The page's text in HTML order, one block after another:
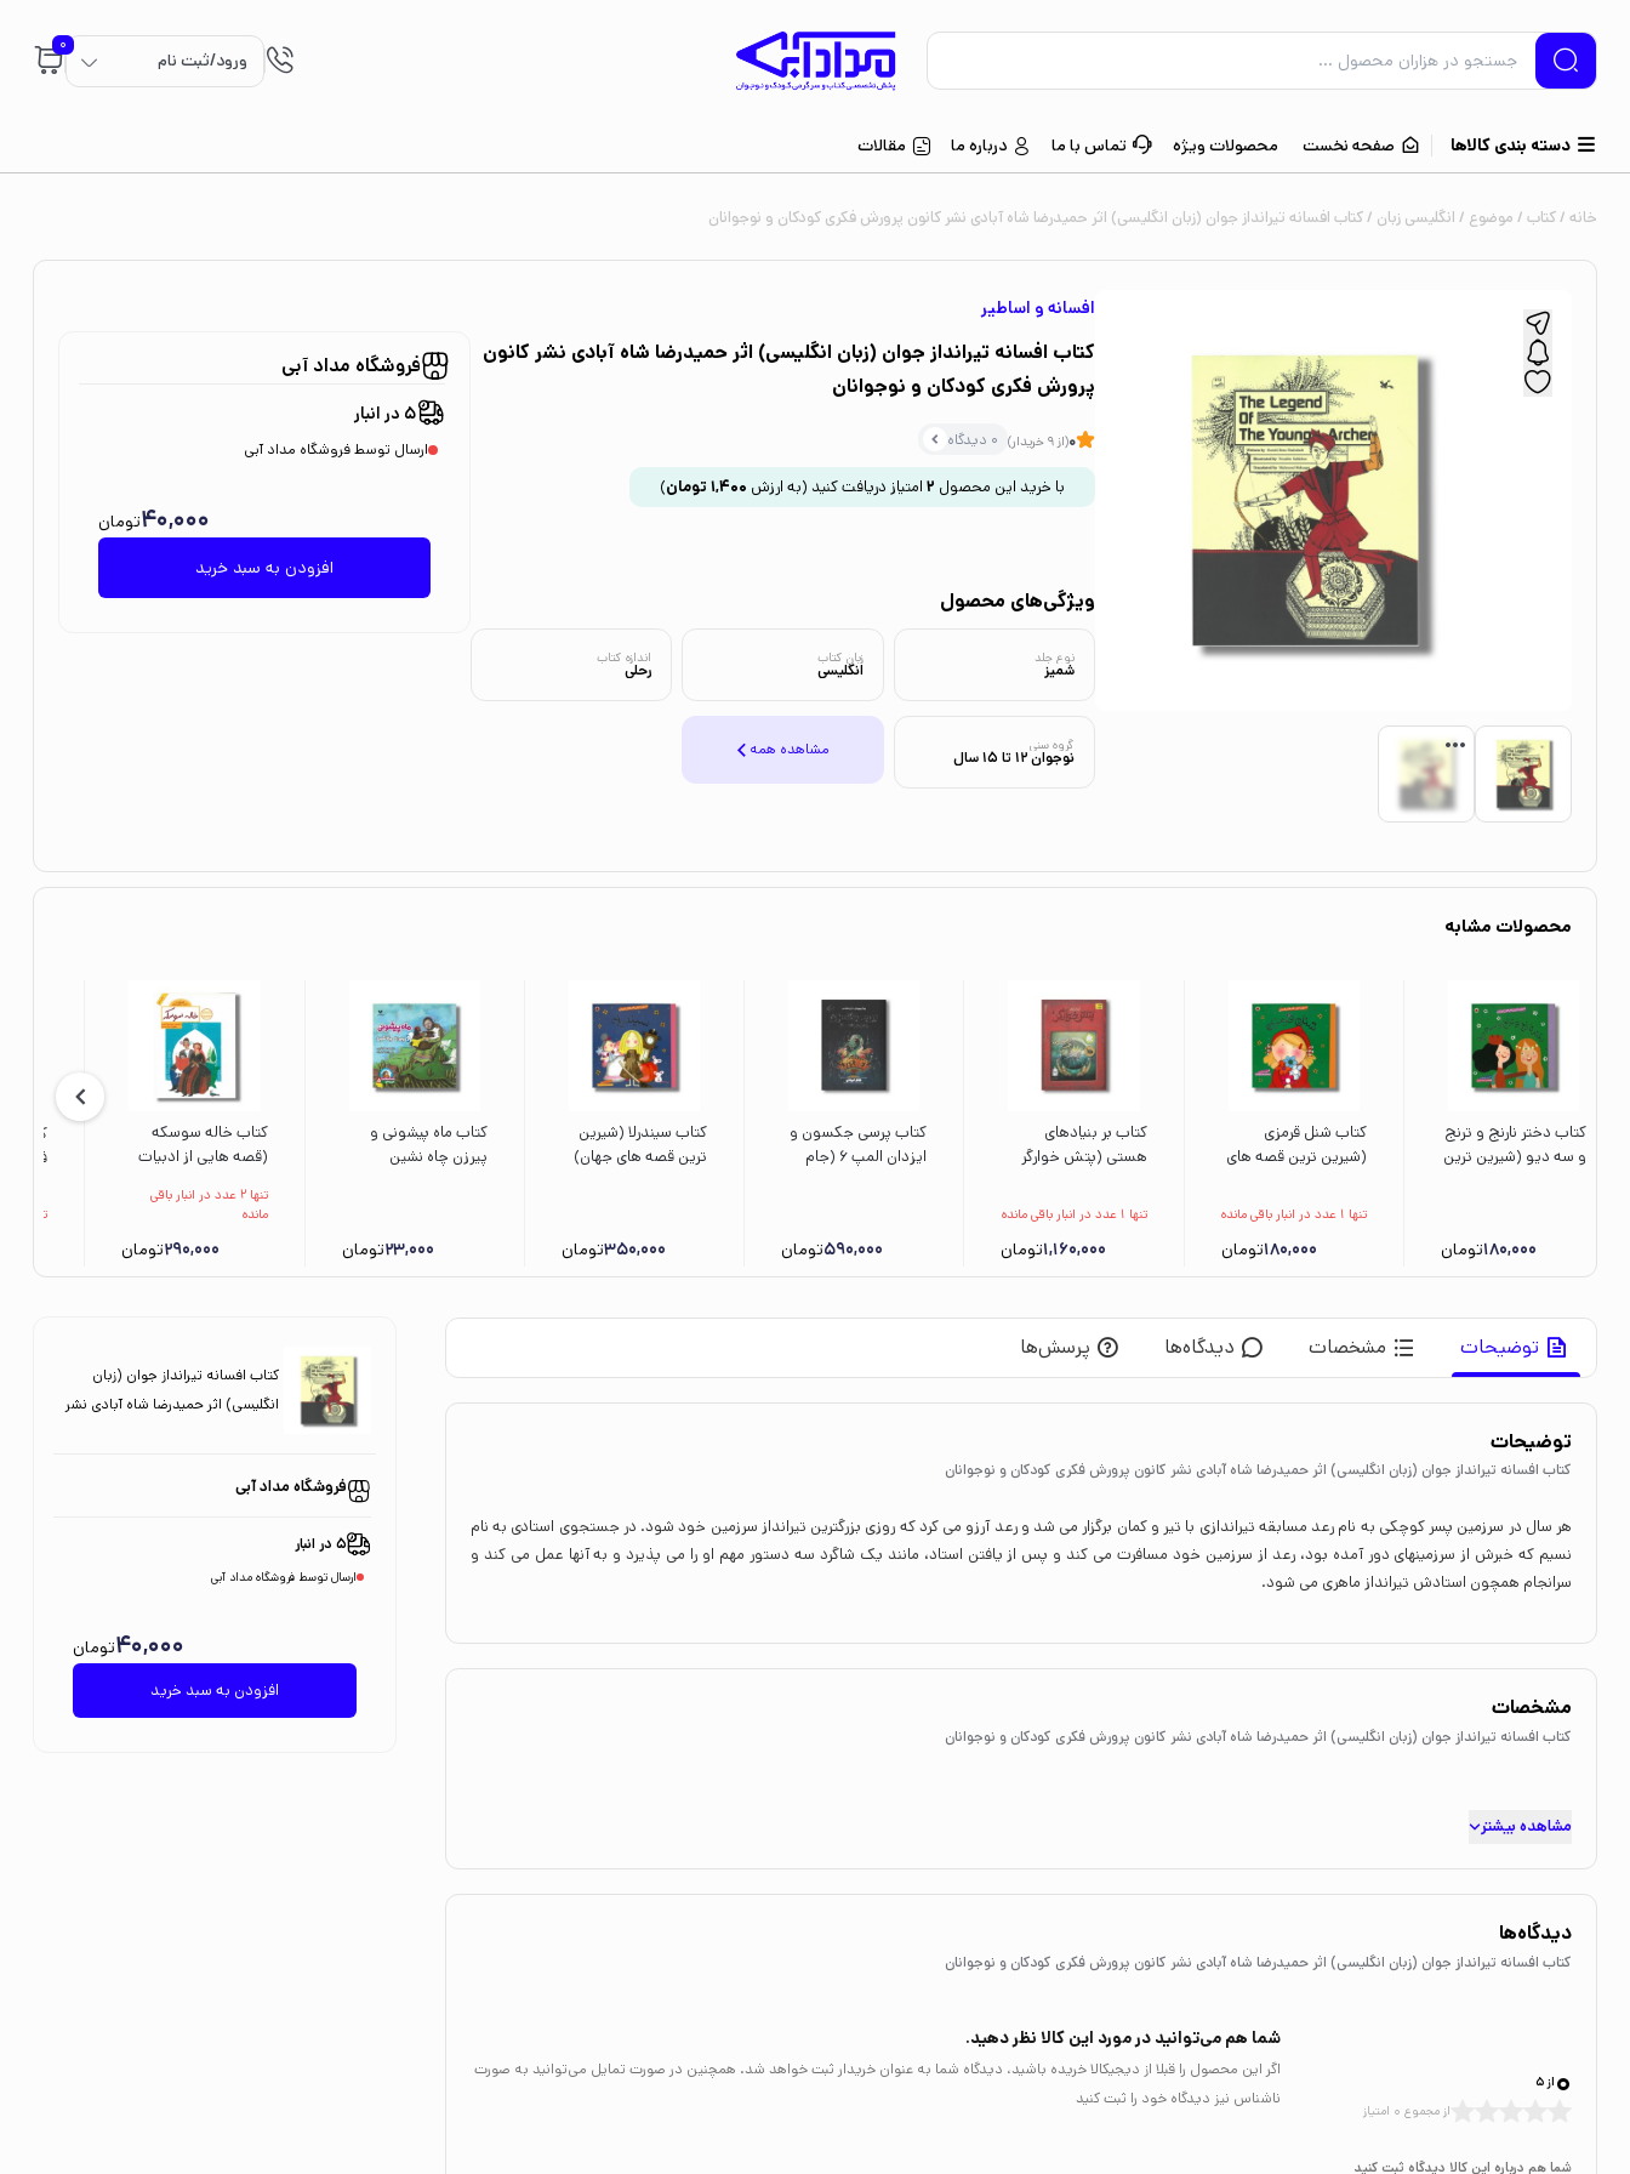
ورود/ثبت نام
0
دسته بندی کالاها صفحه نخست محصولات ویژه تماس با ما درباره ما مقالات
خانه/کتاب/ موضوع / انگلیسی زبان / کتاب افسانه تیرانداز جوان (زبان انگلیسی) اثر حمیدرضا شاه آبادی نشر کانون پرورش فکری کودکان و نوجوانان
افسانه و اساطیر
کتاب افسانه تیرانداز جوان (زبان انگلیسی) اثر حمیدرضا شاه آبادی نشر کانون
پرورش فکری کودکان و نوجوانان
0(از 9 خریدار) 0 دیدگاه
با خرید این محصول 2 امتیاز دریافت کنید (به ارزش 1,400 تومان)
ویژگی‌های محصول
نوع جلد
شمیز
زبان کتاب
انگلیسی
اندازه کتاب
رحلی
گروه سنی
نوجوان 12 تا 15 سال مشاهده همه
فروشگاه مداد آبی
5 در انبار
ارسال توسط فروشگاه مداد آبی
افزودن به سبد خرید
40,000تومان
محصولات مشابه
کتاب دختر نارنج و ترنج
و سه دیو (شیرین ترین
180,000تومان
کتاب شنل قرمزی
(شیرین ترین قصه های
ترجمه عذرا جوزدانی
تنها 1 عدد در انبار باقی مانده
180,000تومان
کتاب بر بنیادهای
هستی (پتش خوارگر
افق
تنها 1 عدد در انبار باقی مانده
1,160,000تومان
کتاب پرسی جکسون و
ایزدان المپ 6 (جام
590,000تومان
کتاب سیندرلا (شیرین
ترین قصه های جهان)
350,000تومان
کتاب ماه پیشونی و
پیرزن چاه نشین
23,000تومان
کتاب خاله سوسکه
(قصه هایی از ادبیات
محمدرضا شمس نشر
تنها 2 عدد در انبار باقی
مانده
290,000تومان
کتاب
فلفلی
حدیث
تنها 1 عدد در انبار باقی مانده
توضیحات مشخصات دیدگاه‌ها پرسش‌ها
توضیحات
کتاب افسانه تیرانداز جوان (زبان انگلیسی) اثر حمیدرضا شاه آبادی نشر کانون پرورش فکری کودکان و نوجوانان
هر سال در سرزمین پسر کوچکی به نام رعد مسابقه تیراندازی با تیر و کمان برگزار می شد و رعد آرزو می کرد که روزی بزرگترین تیرانداز سرزمین خود شود. در جستجوی استادی به نام
نسیم که خبرش از سرزمینهای دور آمده بود، رعد از سرزمین خود مسافرت می کند و پس از یافتن استاد، مانند یک شاگرد سه دستور مهم او را می پذیرد و به آنها عمل می کند و
سرانجام همچون استادش تیرانداز ماهری می شود.
مشخصات
کتاب افسانه تیرانداز جوان (زبان انگلیسی) اثر حمیدرضا شاه آبادی نشر کانون پرورش فکری کودکان و نوجوانان
مشاهده بیشتر
دیدگاه‌ها
کتاب افسانه تیرانداز جوان (زبان انگلیسی) اثر حمیدرضا شاه آبادی نشر کانون پرورش فکری کودکان و نوجوانان
0 از 5
از مجموع 0 امتیاز
شما هم درباره این کالا دیدگاه ثبت کنید
شما هم می‌توانید در مورد این کالا نظر دهید.
اگر این محصول را قبلا از دیجیکالا خریده باشید، دیدگاه شما به عنوان خریدار ثبت خواهد شد. همچنین در صورت تمایل می‌توانید به صورت
ناشناس نیز دیدگاه خود را ثبت کنید
کتاب افسانه تیرانداز جوان (زبان
انگلیسی) اثر حمیدرضا شاه آبادی نشر
فروشگاه مداد آبی
5 در انبار
ارسال توسط فروشگاه مداد آبی
افزودن به سبد خرید
40,000تومان